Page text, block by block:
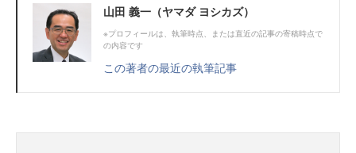
山田 義一（ヤマダ ヨシカズ）
※プロフィールは、執筆時点、または直近の記事の寄稿時点で
の内容です
この著者の最近の執筆記事